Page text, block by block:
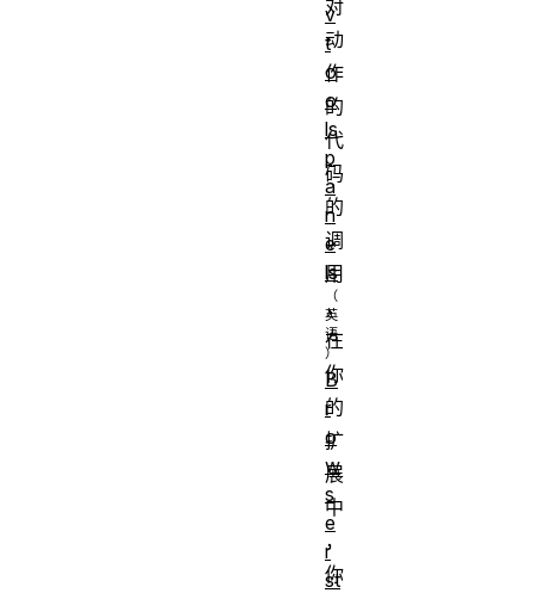
对
动
作
的
代
码
的
调
用
，
在
你
的
扩
展
中
，
你
v
t
o
o
ls
p
a
n
e
ls
B
r
o
w
s
e
r
st